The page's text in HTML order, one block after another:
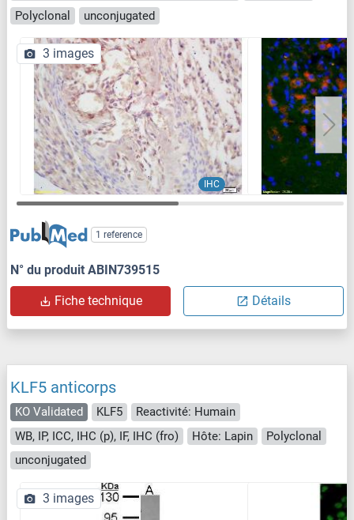
Polyclonal
unconjugated
IHC
3 images
1 reference
N° du produit ABIN739515
Fiche technique Détails
KLF5 anticorps
KO Validated KLF5
Reactivité: Humain
WB, IP, ICC, IHC (p), IF, IHC (fro)
Hôte: Lapin
Polyclonal
unconjugated
3 images